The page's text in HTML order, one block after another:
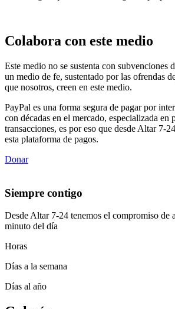
Colabora con este medio
Este medio no se sustenta con subvenciones
un medio de fe, sustentado por las ofrendas
que nosotros, creen en este medio.
PayPal es una forma segura de pagar por
con décadas en el mercado, especializada en
transacciones, es por eso que desde Altar 7-
esta plataforma de pagos.
Donar
Siempre contigo
Desde Altar 7-24 tenemos el compromiso de
minuto del día
Horas
Días a la semana
Días al año